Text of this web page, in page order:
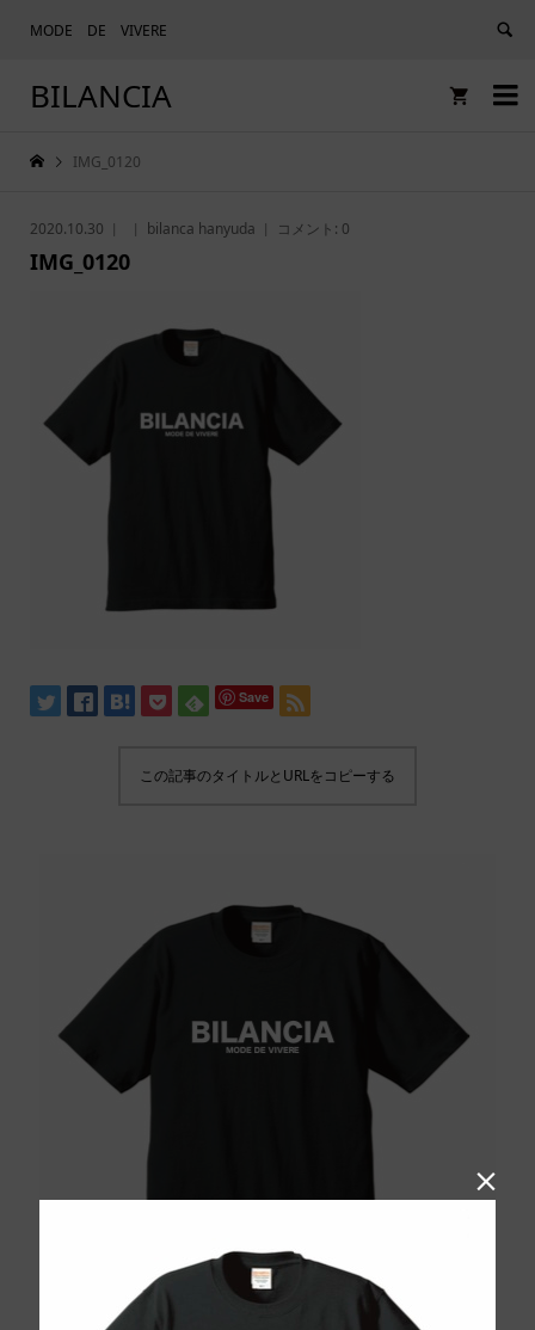
MODE DE VIVERE

BILANCIA 
IMG_0120
2020.10.30 bilanca hanyuda コメント: 0
IMG_0120
Save
この記事のタイトルとURLをコピーする
